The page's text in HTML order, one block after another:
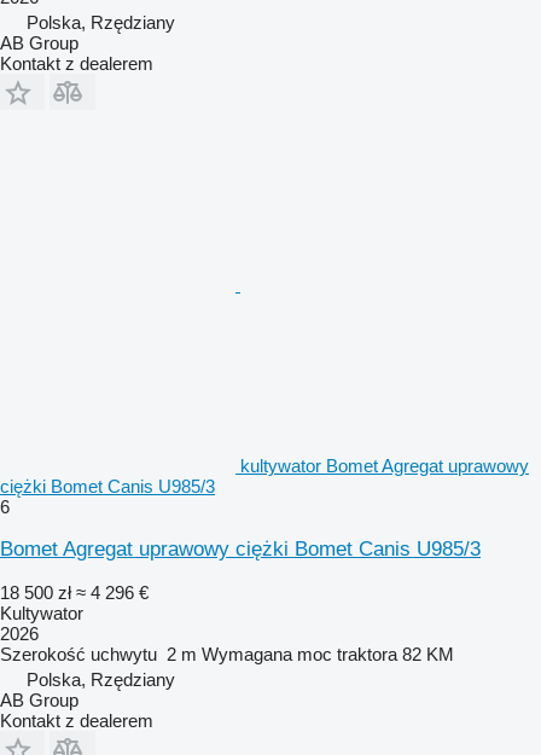
Polska, Rzędziany
AB Group
Kontakt z dealerem
kultywator Bomet Agregat uprawowy
ciężki Bomet Canis U985/3
6
Bomet Agregat uprawowy ciężki Bomet Canis U985/3
18 500 zł ≈ 4 296 €
Kultywator
2026
Szerokość uchwytu 2 m Wymagana moc traktora 82 KM
Polska, Rzędziany
AB Group
Kontakt z dealerem